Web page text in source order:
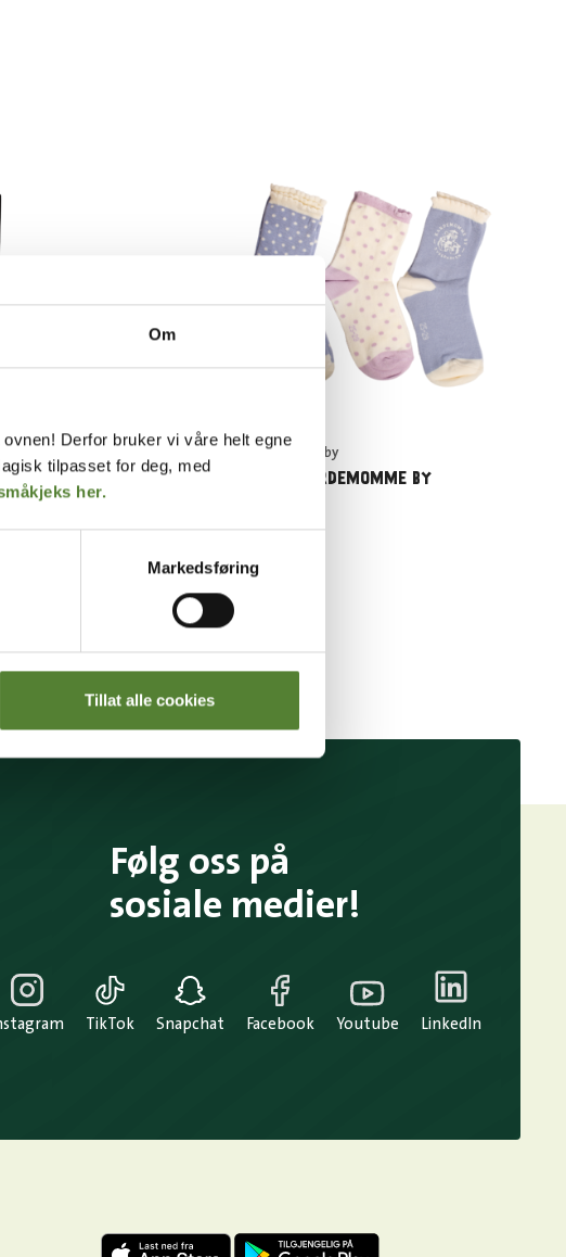
Om
Derfor bruker vi våre helt egne
tilpasset for deg, med
her.
Markedsføring
Tillat alle cookies
3 PK.
Kardemomme by
SOKKER, KARDEMOMME BY
Følg oss på
sosiale medier!
TikTok Snapchat Facebook Youtube LinkedIn